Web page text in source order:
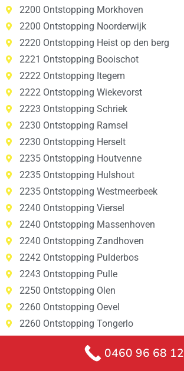
2200 Ontstopping Morkhoven
2200 Ontstopping Noorderwijk
2220 Ontstopping Heist op den berg
2221 Ontstopping Booischot
2222 Ontstopping Itegem
2222 Ontstopping Wiekevorst
2223 Ontstopping Schriek
2230 Ontstopping Ramsel
2230 Ontstopping Herselt
2235 Ontstopping Houtvenne
2235 Ontstopping Hulshout
2235 Ontstopping Westmeerbeek
2240 Ontstopping Viersel
2240 Ontstopping Massenhoven
2240 Ontstopping Zandhoven
2242 Ontstopping Pulderbos
2243 Ontstopping Pulle
2250 Ontstopping Olen
2260 Ontstopping Oevel
2260 Ontstopping Tongerlo
2260 Ontstopping Zoerle-Parwijs
0460 96 68 12